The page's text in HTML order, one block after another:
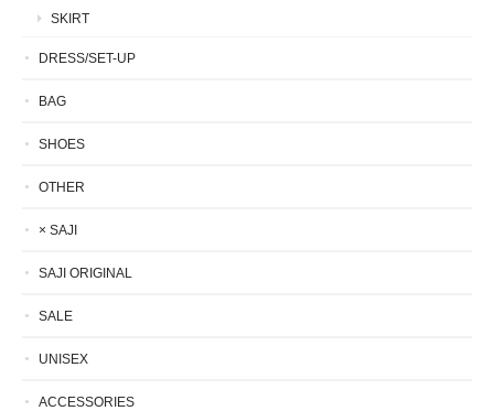
SKIRT
DRESS/SET-UP
BAG
SHOES
OTHER
× SAJI
SAJI ORIGINAL
SALE
UNISEX
ACCESSORIES